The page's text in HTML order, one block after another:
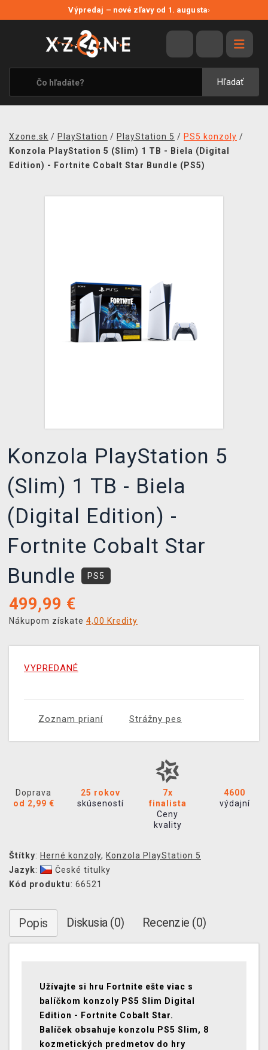
Výpredaj – nové zľavy od 1. augusta›
Hľadať
VÝPREDAJ
VIDEOHRY
XZONE ORIGINALS
TEMATIKY
MERCHANDISE
XZONE KLUB
Xzone.sk / PlayStation / PlayStation 5 / PS5 konzoly /
Konzola PlayStation 5 (Slim) 1 TB - Biela (Digital
Edition) - Fortnite Cobalt Star Bundle (PS5)
Konzola PlayStation 5
(Slim) 1 TB - Biela
(Digital Edition) -
Fortnite Cobalt Star
Bundle
PS5
499,99 €
Nákupom získate 4,00 Kredity
VYPREDANÉ
Zoznam prianí Strážny pes
Doprava
od 2,99 €
25 rokov
skúseností
7x
finalista
Ceny
kvality
4600
výdajní
Štítky: Herné konzoly, Konzola PlayStation 5
Jazyk:
České titulky
Kód produktu: 66521
Popis Diskusia (0) Recenzie (0)
Užívajte si hru Fortnite ešte viac s
balíčkom konzoly PS5 Slim Digital
Edition - Fortnite Cobalt Star.
Balíček obsahuje konzolu PS5 Slim, 8
kozmetických predmetov do hry